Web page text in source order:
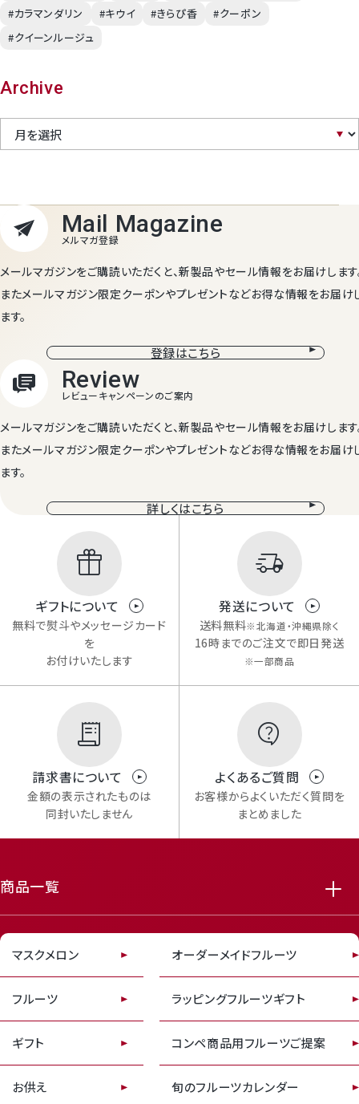
#カラマンダリン #キウイ #きらぴ香
#クーポン
#クイーンルージュ
Archive
Mail Magazine
メルマガ登録
メールマガジンをご購読いただくと、新製品やセール情報をお届けします
またメールマガジン限定クーポンやプレゼントなどお得な情報をお届け
ます。
登録はこちら
Review
メールマガジンをご購読いただくと、新製品やセール情報をお届けします
またメールマガジン限定クーポンやプレゼントなどお得な情報をお届け
ます。
詳しくはこちら
featured_seasonal_and_gifts
ギフトについて
無料で熨斗やメッセージカード
を
お付けいたします
delivery_truck_speed
発送について
送料無料※北海道・沖縄県除く
16時までのご注文で即日発送
※一部商品
請求書について
金額の表示されたものは
同封いたしません
よくあるご質問
お客様からよくいただく質問を
まとめました
商品一覧
マスクメロン
フルーツ
ギフト
お供え
オーダーメイドフルーツ
ラッピングフルーツギフト
コンペ商品用フルーツご提案
旬のフルーツカレンダー